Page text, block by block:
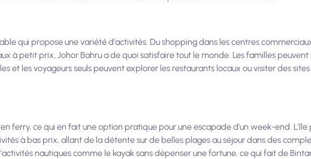
qui propose une variété d'activités. Du shopping dans les centres
à petit prix, Johor Bahru a de quoi satisfaire tout le monde. Les familles peuvent
et les voyageurs seuls peuvent explorer les restaurants locaux ou visiter des
ferry, ce qui en fait une option pratique pour une escapade d'un week-end. L'île
à bas prix, allant de la détente sur de belles plages au séjour dans des
nautiques comme le kayak sans dépenser une fortune, ce qui fait de